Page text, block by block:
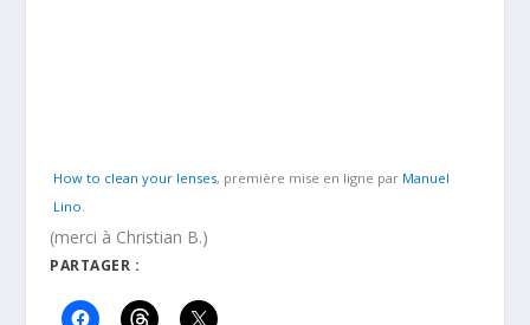
How to clean your lenses, première mise en ligne par Manuel
Lino
(merci à Christian B.)
PARTAGER :